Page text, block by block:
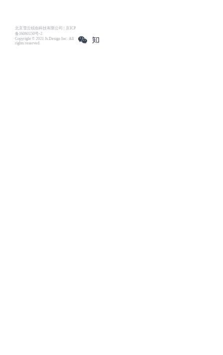
北京雪云锐创科技有限公司 | 京ICP
备16060150号-2
Copyright © 2021 Js.Design Inc. All
rights reserved.